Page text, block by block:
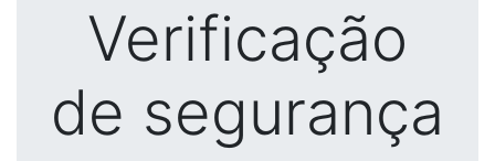
Verificação
de segurança